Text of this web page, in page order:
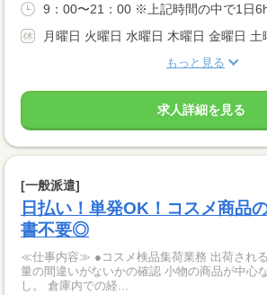
9：00〜21：00 ※上記時間の中で1日6h
月曜日 火曜日 水曜日 木曜日 金曜日 土
もっと見る
求人詳細を見る
[一般派遣]
日払い！単発OK！コスメ商品
書不要◎
≪仕事内容≫ ●コスメ検品集荷業務 出荷され
量の間違いがないかの確認 小物の商品が中心なので、重いものな
し。 倉庫内での経...